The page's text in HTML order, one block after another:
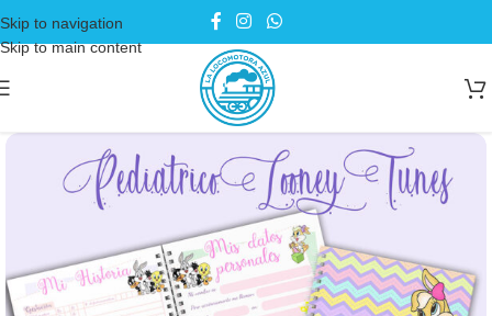
Skip to navigation
Skip to main content